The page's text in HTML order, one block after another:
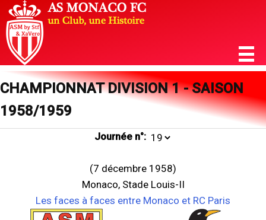
CHAMPIONNAT DIVISION 1 - SAISON
1958/1959
Journée n°:
(7 décembre 1958)
Monaco, Stade Louis-II
Les faces à faces entre Monaco et RC Paris